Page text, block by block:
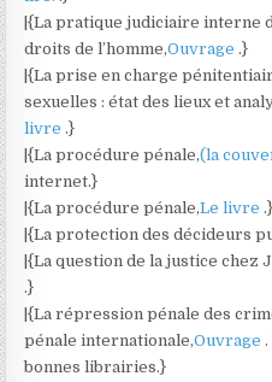
|{La pratique judiciaire interne
droits de l’homme,Ouvrage .}
|{La prise en charge
sexuelles : état des lieux et
livre .}
|{La procédure pénale,(la
internet.}
|{La procédure pénale,Le livre .}
|{La protection des décideurs
|{La question de la justice chez
.}
|{La répression pénale des
pénale internationale,Ouvrage
bonnes librairies.}